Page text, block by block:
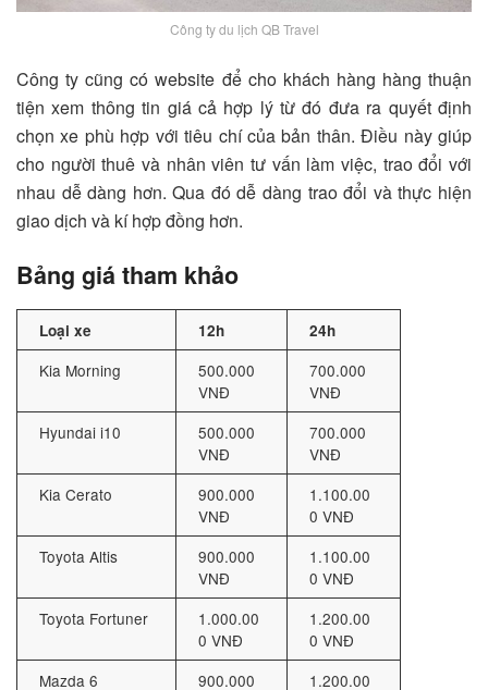
Công ty du lịch QB Travel
Công ty cũng có website để cho khách hàng hàng thuận
tiện xem thông tin giá cả hợp lý từ đó đưa ra quyết định
chọn xe phù hợp với tiêu chí của bản thân. Điều này giúp
cho người thuê và nhân viên tư vấn làm việc, trao đổi với
nhau dễ dàng hơn. Qua đó dễ dàng trao đổi và thực hiện
giao dịch và kí hợp đồng hơn.
Bảng giá tham khảo
Loại xe 12h 24h
Kia Morning
500.000
VNĐ
700.000
VNĐ
Hyundai i10
500.000
VNĐ
700.000
VNĐ
Kia Cerato
900.000
VNĐ
1.100.00
0 VNĐ
Toyota Altis
900.000
VNĐ
1.100.00
0 VNĐ
Toyota Fortuner
1.000.00
0 VNĐ
1.200.00
0 VNĐ
Mazda 6
900.000 1.200.00